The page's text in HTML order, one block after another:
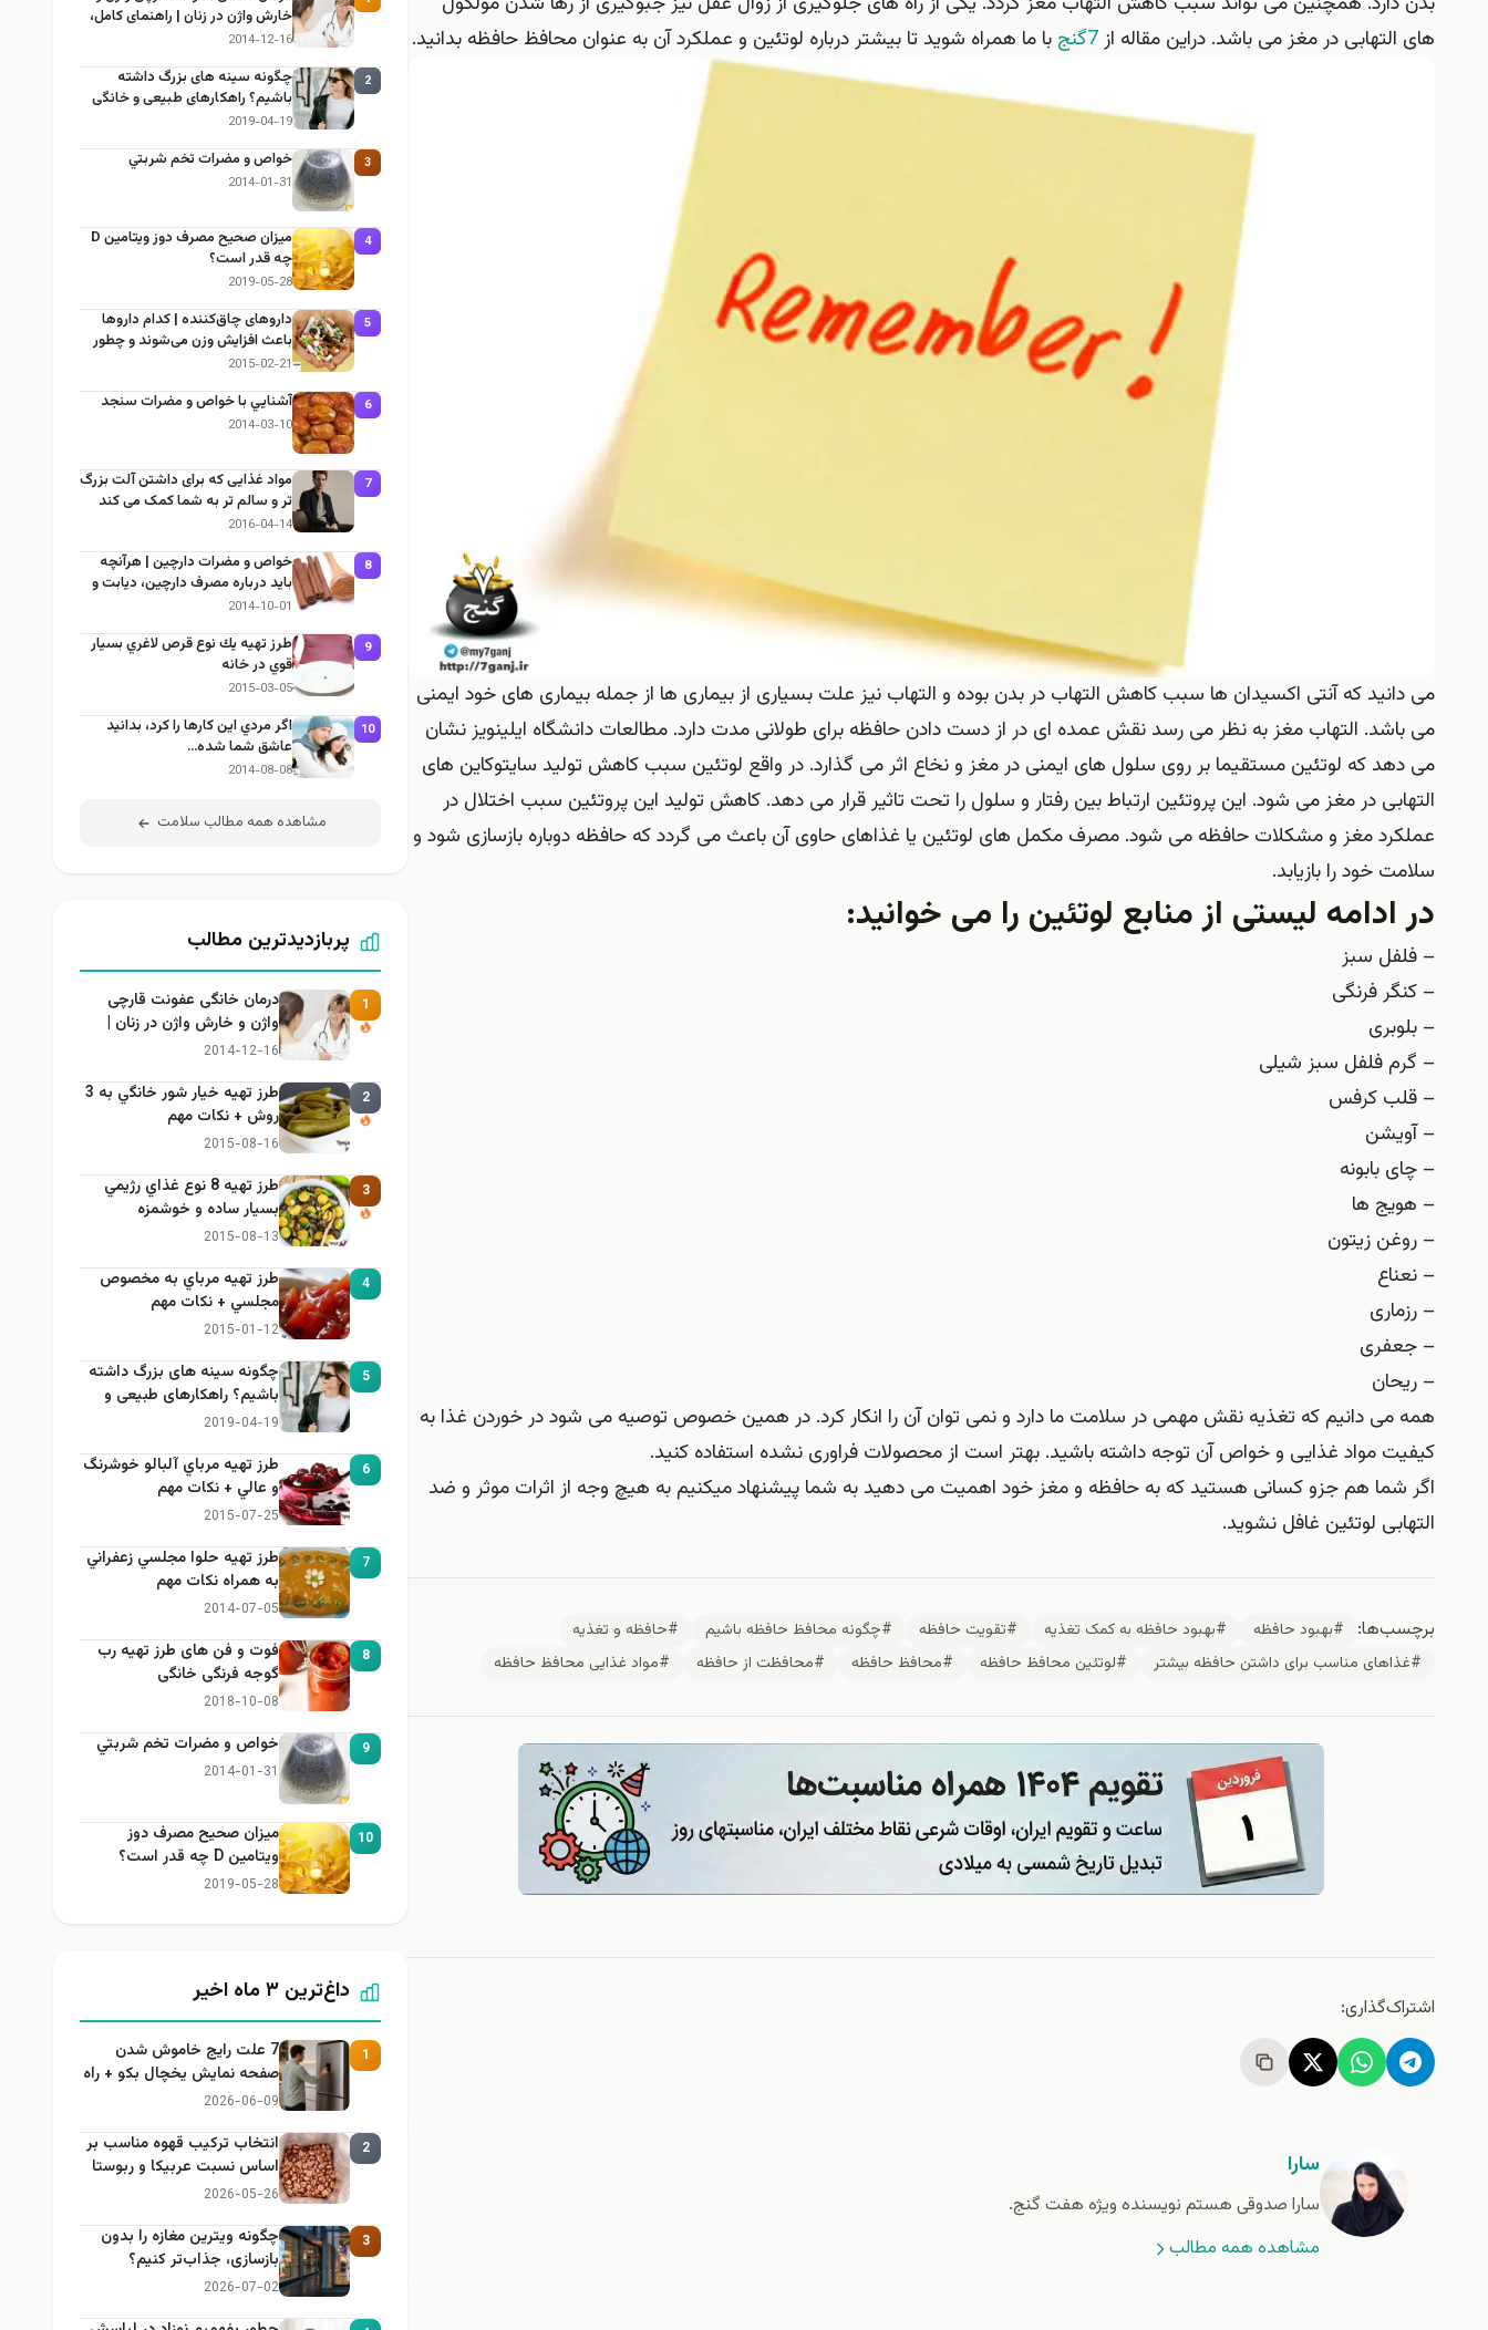
های التهابی در مغز می باشد. دراین مقاله از7گنج با ما همراه شوید تا بیشتر درباره لوتئین و عملکرد آن به عنوان محافظ حافظه بدانید.
می دانید که آنتی اکسیدان ها سبب کاهش التهاب در بدن بوده و التهاب نیز علت بسیاری از بیماری ها از جمله بیماری های خود ایمنی
می باشد. التهاب مغز به نظر می رسد نقش عمده ای در از دست دادن حافظه برای طولانی مدت دارد. مطالعات دانشگاه ایلینویز نشان
می دهد که لوتئین مستقیما بر روی سلول های ایمنی در مغز و نخاع اثر می گذارد. در واقع لوتئین سبب کاهش تولید سایتوکاین های
التهابی در مغز می شود. این پروتئین ارتباط بین رفتار و سلول را تحت تاثیر قرار می دهد. کاهش تولید این پروتئین سبب اختلال در
عملکرد مغز و مشکلات حافظه می شود. مصرف مکمل های لوتئین یا غذاهای حاوی آن باعث می گردد که حافظه دوباره بازسازی شود و
سلامت خود را بازیابد.
در ادامه لیستی از منابع لوتئین را می خوانید:
– فلفل سبز
– کنگر فرنگی
– بلوبری
– گرم فلفل سبز شیلی
– قلب کرفس
– آویشن
– چای بابونه
– هویج ها
– روغن زیتون
– نعناع
– رزماری
– جعفری
– ریحان
همه می دانیم که تغذیه نقش مهمی در سلامت ما دارد و نمی توان آن را انکار کرد. در همین خصوص توصیه می شود در خوردن غذا به
کیفیت مواد غذایی و خواص آن توجه داشته باشید. بهتر است از محصولات فراوری نشده استفاده کنید.
اگر شما هم جزو کسانی هستید که به حافظه و مغز خود اهمیت می دهید به شما پیشنهاد میکنیم به هیچ وجه از اثرات موثر و ضد
التهابی لوتئین غافل نشوید.
برچسب‌ها: #بهبود حافظه #بهبود حافظه به کمک تغذیه #تقویت حافظه #چگونه محافظ حافظه باشیم
#حافظه و تغذیه
#غذاهای مناسب برای داشتن حافظه بیشتر
#لوتئین محافظ حافظه #محافظ حافظه #محافظت از حافظه #مواد غذایی محافظ حافظه
اشتراک‌گذاری:
سارا
سارا صدوقی هستم نویسنده ویژه هفت گنج.
مشاهده همه مطالب
خارش واژن در زنان | راهنمای کامل،
ایمن و کاربردی
2014-12-16
2
چگونه سینه های بزرگ داشته
باشیم؟ راهکارهای طبیعی و خانگی
برای بزرگ کردن سینه
2019-04-19
3 خواص و مضرات تخم شربتي
2014-01-31
4
میزان صحیح مصرف دوز ویتامین D
چه قدر است؟
2019-05-28
5
داروهای چاق‌کننده | کدام داروها
باعث افزایش وزن می‌شوند و چطور
جلوش را بگیریم؟
2015-02-21
6 آشنايي با خواص و مضرات سنجد
2014-03-10
7
مواد غذایی که برای داشتن آلت بزرگ
تر و سالم تر به شما کمک می کند
2016-04-14
8
خواص و مضرات دارچین | هرآنچه
باید درباره مصرف دارچین، دیابت و
لاغری بدانید
2014-10-01
9
طرز تهيه يك نوع قرص لاغري بسيار
قوي در خانه
2015-03-05
10
اگر مردي اين كارها را كرد، بدانيد
عاشق شما شده…
2014-08-08
مشاهده همه مطالب سلامت
پربازدیدترین مطالب
1
درمان خانگی عفونت قارچی
واژن و خارش واژن در زنان |
راهنمای کامل، ایمن و کاربردی
2014-12-16
2
طرز تهيه خیار شور خانگي به 3
روش + نكات مهم
2015-08-16
3
طرز تهيه 8 نوع غذاي رژيمي
بسيار ساده و خوشمزه
2015-08-13
4
طرز تهيه مرباي به مخصوص
مجلسي + نكات مهم
2015-01-12
5
چگونه سینه های بزرگ داشته
باشیم؟ راهکارهای طبیعی و
خانگی برای بزرگ کردن سینه
2019-04-19
6
طرز تهيه مرباي آلبالو خوشرنگ
و عالي + نكات مهم
2015-07-25
7
طرز تهيه حلوا مجلسي زعفراني
به همراه نكات مهم
2014-07-05
8
فوت و فن های طرز تهیه رب
گوجه فرنگی خانگی
2018-10-08
9 خواص و مضرات تخم شربتي
2014-01-31
10
میزان صحیح مصرف دوز
ویتامین D چه قدر است؟
2019-05-28
داغ‌ترین ۳ ماه اخیر
1
7 علت رایج خاموش شدن
صفحه نمایش یخچال بکو + راه
حل
2026-06-09
2
انتخاب ترکیب قهوه مناسب بر
اساس نسبت عربیکا و ربوستا
2026-05-26
3
چگونه ویترین مغازه را بدون
بازسازی، جذاب‌تر کنیم؟
2026-07-02